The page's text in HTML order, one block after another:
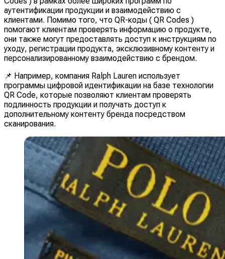
аутентификации продукции и взаимодействию с
клиентами. Помимо того, что QR-коды ( QR Codes )
помогают клиентам проверять информацию о продукте,
они также могут предоставлять доступ к инструкциям по
уходу, регистрации продукта, эксклюзивному контенту и
персонализированному взаимодействию с брендом.
📌 Например, компания Ralph Lauren использует
программы цифровой идентификации на базе технологии
QR Code, которые позволяют клиентам проверять
подлинность продукции и получать доступ к
дополнительному контенту бренда посредством
сканирования.